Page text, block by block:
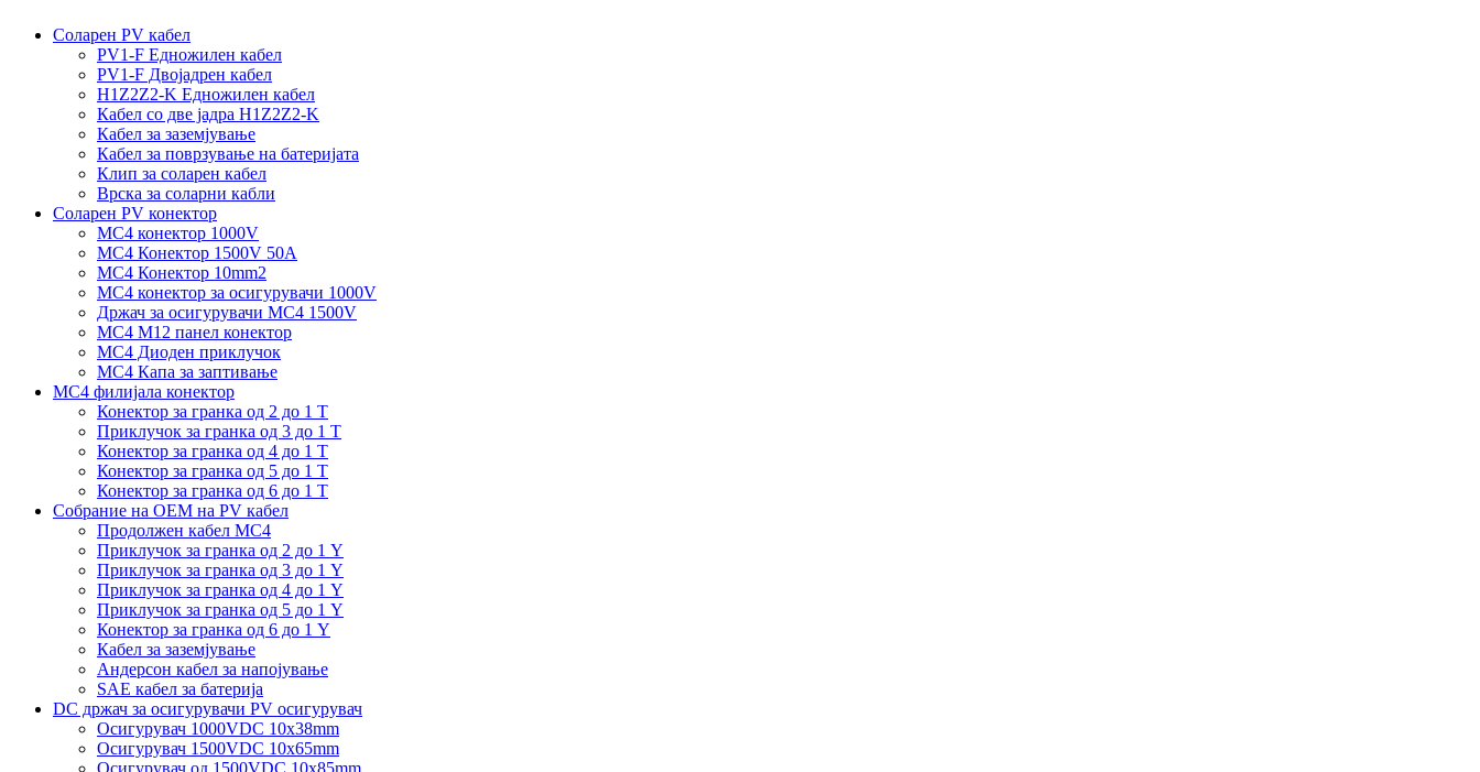
Соларен PV кабел
PV1-F Едножилен кабел
PV1-F Двојадрен кабел
H1Z2Z2-K Едножилен кабел
Кабел со две јадра H1Z2Z2-K
Кабел за заземјување
Кабел за поврзување на батеријата
Клип за соларен кабел
Врска за соларни кабли
Соларен PV конектор
MC4 конектор 1000V
MC4 Конектор 1500V 50A
MC4 Конектор 10mm2
MC4 конектор за осигурувачи 1000V
Држач за осигурувачи MC4 1500V
MC4 M12 панел конектор
MC4 Диоден приклучок
MC4 Капа за заптивање
MC4 филијала конектор
Конектор за гранка од 2 до 1 Т
Приклучок за гранка од 3 до 1 Т
Конектор за гранка од 4 до 1 Т
Конектор за гранка од 5 до 1 Т
Конектор за гранка од 6 до 1 Т
Собрание на ОЕМ на PV кабел
Продолжен кабел MC4
Приклучок за гранка од 2 до 1 Y
Приклучок за гранка од 3 до 1 Y
Приклучок за гранка од 4 до 1 Y
Приклучок за гранка од 5 до 1 Y
Конектор за гранка од 6 до 1 Y
Кабел за заземјување
Андерсон кабел за напојување
SAE кабел за батерија
DC држач за осигурувачи PV осигурувач
Осигурувач 1000VDC 10x38mm
Осигурувач 1500VDC 10x65mm
Осигурувач од 1500VDC 10x85mm